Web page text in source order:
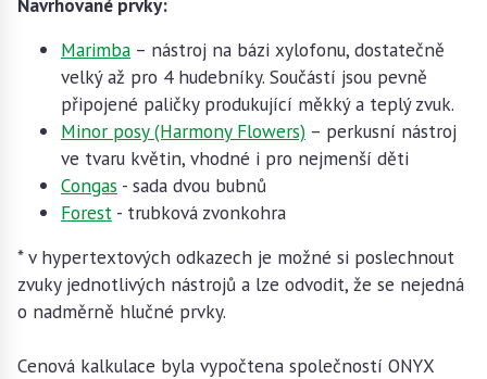
Marimba – nástroj na bázi xylofonu, dostatečně
velký až pro 4 hudebníky. Součástí jsou pevně
připojené paličky produkující měkký a teplý zvuk.
Minor posy (Harmony Flowers) – perkusní nástroj
ve tvaru květin, vhodné i pro nejmenší děti
Congas - sada dvou bubnů
Forest - trubková zvonkohra
* v hypertextových odkazech je možné si poslechnout
zvuky jednotlivých nástrojů a lze odvodit, že se nejedná
o nadměrně hlučné prvky.
Cenová kalkulace byla vypočtena společností ONYX